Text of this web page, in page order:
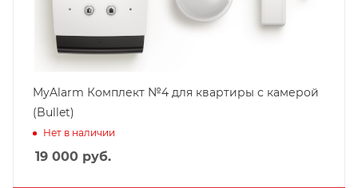
MyAlarm Комплект №4 для квартиры с камерой
(Bullet)
Нет в наличии
19 000 руб.